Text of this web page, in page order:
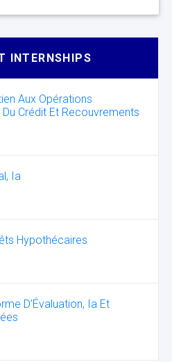
INTERNSHIPS
Aux Opérations
Crédit Et Recouvrements
Ia
Hypothécaires
D’Évaluation, Ia Et